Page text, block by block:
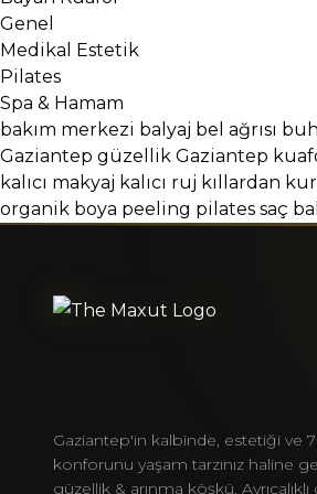
Genel
Medikal Estetik
Pilates
Spa & Hamam
bakım merkezi balyaj bel ağrısı
Gaziantep güzellik Gaziantep
kalıcı makyaj kalıcı ruj kıllardan
organik boya peeling pilates saç
Gaziantep'in kalbinde, estetiği ve 7
konforunu yaşam tarzınız haline
güzellik & arınma köşkü.